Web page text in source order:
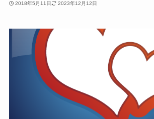
2018年5月11日 2023年12月12日